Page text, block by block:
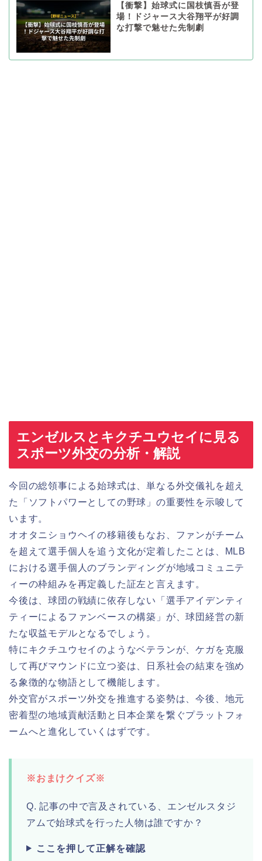
【衝撃】始球式に国枝慎吾が登
場！ドジャース大谷翔平が好調
な打撃で魅せた先制劇
エンゼルスとキクチユウセイに見る
スポーツ外交の分析・解説
今回の総領事による始球式は、単なる外交儀礼を超え
た「ソフトパワーとしての野球」の重要性を示唆して
います。
オオタニショウヘイの移籍後もなお、ファンがチーム
を超えて選手個人を追う文化が定着したことは、MLB
における選手個人のブランディングが地域コミュニテ
ィーの枠組みを再定義した証左と言えます。
今後は、球団の戦績に依存しない「選手アイデンティ
ティーによるファンベースの構築」が、球団経営の新
たな収益モデルとなるでしょう。
特にキクチユウセイのようなベテランが、ケガを克服
して再びマウンドに立つ姿は、日系社会の結束を強め
る象徴的な物語として機能します。
外交官がスポーツ外交を推進する姿勢は、今後、地元
密着型の地域貢献活動と日本企業を繋ぐプラットフォ
ームへと進化していくはずです。
※おまけクイズ※
Q. 記事の中で言及されている、エンゼルスタジ
アムで始球式を行った人物は誰ですか？
ここを押して正解を確認